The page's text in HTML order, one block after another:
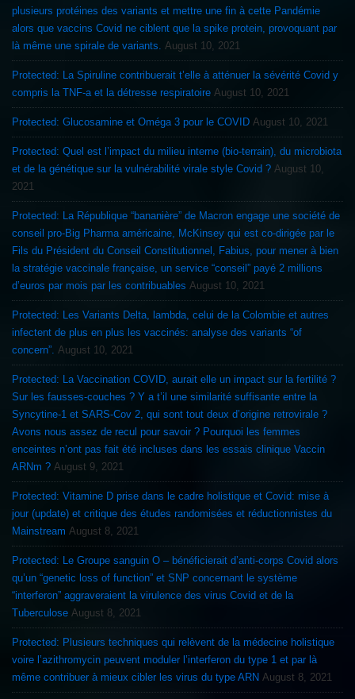
plusieurs protéines des variants et mettre une fin à cette Pandémie
alors que vaccins Covid ne ciblent que la spike protein, provoquant par
là même une spirale de variants.
August 10, 2021
Protected: La Spiruline contribuerait t’elle à atténuer la sévérité Covid y
compris la TNF-a et la détresse respiratoire August 10, 2021
Protected: Glucosamine et Oméga 3 pour le COVID August 10, 2021
Protected: Quel est l’impact du milieu interne (bio-terrain), du microbiota
et de la génétique sur la vulnérabilité virale style Covid ? August 10,
2021
Protected: La République “bananière” de Macron engage une société de
conseil pro-Big Pharma américaine, McKinsey qui est co-dirigée par le
Fils du Président du Conseil Constitutionnel, Fabius, pour mener à bien
la stratégie vaccinale française, un service “conseil” payé 2 millions
d’euros par mois par les contribuables August 10, 2021
Protected: Les Variants Delta, lambda, celui de la Colombie et autres
infectent de plus en plus les vaccinés: analyse des variants “of
concern”. August 10, 2021
Protected: La Vaccination COVID, aurait elle un impact sur la fertilité ?
Sur les fausses-couches ? Y a t’il une similarité suffisante entre la
Syncytine-1 et SARS-Cov 2, qui sont tout deux d’origine retrovirale ?
Avons nous assez de recul pour savoir ? Pourquoi les femmes
enceintes n’ont pas fait été incluses dans les essais clinique Vaccin
ARNm ? August 9, 2021
Protected: Vitamine D prise dans le cadre holistique et Covid: mise à
jour (update) et critique des études randomisées et réductionnistes du
Mainstream August 8, 2021
Protected: Le Groupe sanguin O – bénéficierait d’anti-corps Covid alors
qu’un “genetic loss of function” et SNP concernant le système
“interferon” aggraveraient la virulence des virus Covid et de la
Tuberculose August 8, 2021
Protected: Plusieurs techniques qui relèvent de la médecine holistique
voire l’azithromycin peuvent moduler l’interferon du type 1 et par là
même contribuer à mieux cibler les virus du type ARN August 8, 2021